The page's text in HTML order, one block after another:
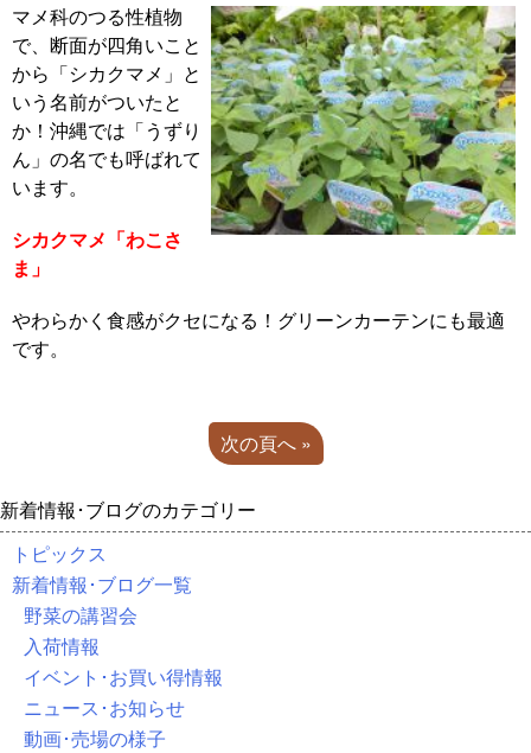
マメ科のつる性植物
で、断面が四角いこと
から「シカクマメ」と
いう名前がついたと
か！沖縄では「うずり
ん」の名でも呼ばれて
います。
シカクマメ「わこさ
ま」
やわらかく食感がクセになる！グリーンカーテンにも最適
です。
次の頁へ »
新着情報･ブログのカテゴリー
トピックス
新着情報･ブログ一覧
野菜の講習会
入荷情報
イベント･お買い得情報
ニュース･お知らせ
動画･売場の様子